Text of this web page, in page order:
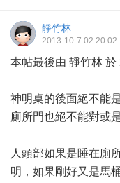
靜竹林
2013-10-7 02:20:02
本帖最後由 靜竹林
神明桌的後面絕不能
廁所門也絕不能對或
人頭部如果是睡在廁
明，如果剛好又是馬